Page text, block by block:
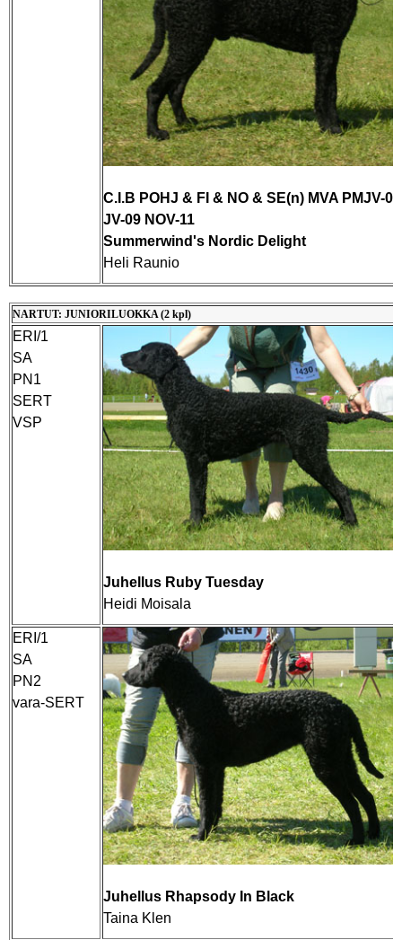
C.I.B POHJ & FI & NO & SE(n) MVA PMJV-09
JV-09 NOV-11
Summerwind's Nordic Delight
Heli Raunio
NARTUT: JUNIORILUOKKA (2 kpl)
ERI/1
SA
PN1
SERT
VSP
Juhellus Ruby Tuesday
Heidi Moisala
ERI/1
SA
PN2
vara-SERT
Juhellus Rhapsody In Black
Taina Klen